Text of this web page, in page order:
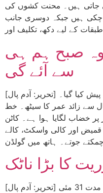
جاتی ہیں۔ محنت کشوں کی
چکی ہیں جبکہ دوسری جانب
وہ صبح ہم ہی
سے آئے گی
کیا گیا۔ [تحریر: آدم پال]
سیٹھ کرم داد خان: 50 سال سے زائد عمر کا سیٹھ۔ خط
پر خضاب لگایا ہوا ہے۔ کاٹن
اور کالی واسکٹ، کالے
کا بڑا ناٹک
[تحریر: آدم پال] بھارت کی پندرہویں لوک سبھا کی مدت 31 مئی